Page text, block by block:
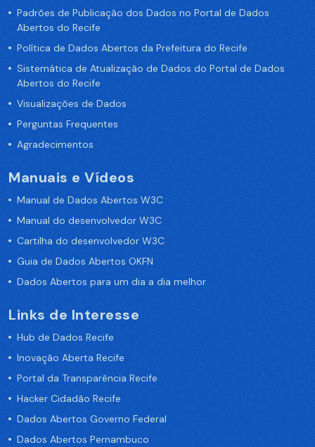
Padrões de Publicação dos Dados no Portal de Dados
Abertos do Recife
Política de Dados Abertos da Prefeitura do Recife
Sistemática de Atualização de Dados do Portal de Dados
Abertos do Recife
Visualizações de Dados
Perguntas Frequentes
Agradecimentos
Manuais e Vídeos
Manual de Dados Abertos W3C
Manual do desenvolvedor W3C
Cartilha do desenvolvedor W3C
Guia de Dados Abertos OKFN
Dados Abertos para um dia a dia melhor
Links de Interesse
Hub de Dados Recife
Inovação Aberta Recife
Portal da Transparência Recife
Hacker Cidadão Recife
Dados Abertos Governo Federal
Dados Abertos Pernambuco